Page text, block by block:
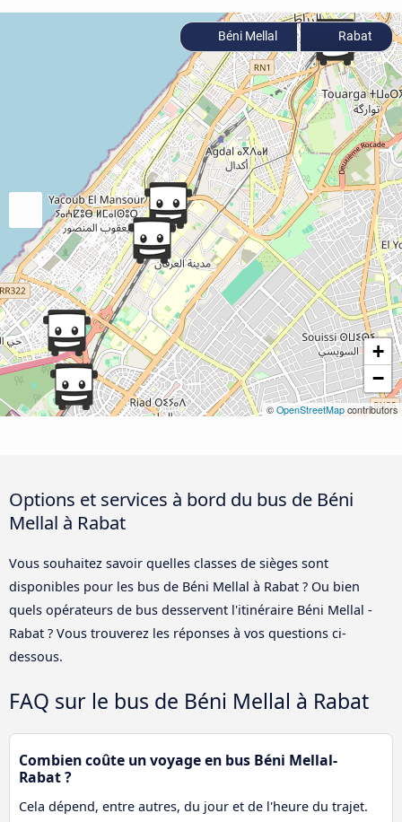
+
−
© OpenStreetMap contributors
Béni Mellal Rabat
Options et services à bord du bus de Béni
Mellal à Rabat
Vous souhaitez savoir quelles classes de sièges sont
disponibles pour les bus de Béni Mellal à Rabat ? Ou bien
quels opérateurs de bus desservent l'itinéraire Béni Mellal -
Rabat ? Vous trouverez les réponses à vos questions ci-
dessous.
FAQ sur le bus de Béni Mellal à Rabat
Combien coûte un voyage en bus Béni Mellal-
Rabat ?
Cela dépend, entre autres, du jour et de l'heure du trajet.